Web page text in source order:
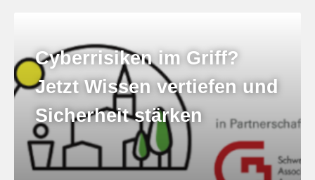
Cyberrisiken im Griff?
Jetzt Wissen vertiefen und
Sicherheit stärken